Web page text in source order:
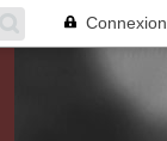
Connexion